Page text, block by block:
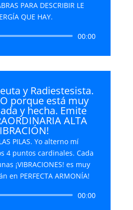
PARA DESCRIBIR LE
QUE HAY.
Reproductor
audio
00:00
y Radiestesista.
porque está muy
y hecha. Emite
ALTA
PILAS. Yo alterno mí
4 puntos cardinales. Cada
¡VIBRACIONES! es muy
en PERFECTA ARMONÍA!
Reproductor
00:00